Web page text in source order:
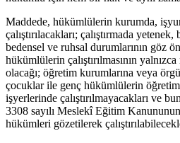
Maddede, hükümlülerin kurumda,
çalıştırılacakları; çalıştırmada
bedensel ve ruhsal durumlarının göz
hükümlülerin çalıştırılmasının
olacağı; öğretim kurumlarına veya
çocuklar ile genç hükümlülerin
işyerlerinde çalıştırılmayacakları ve
3308 sayılı Meslekî Eğitim
hükümleri gözetilerek